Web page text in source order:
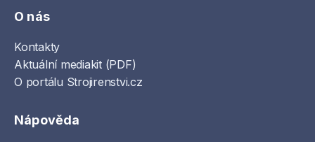
O nás
Kontakty
Aktuální mediakit (PDF)
O portálu Strojirenstvi.cz
Nápověda